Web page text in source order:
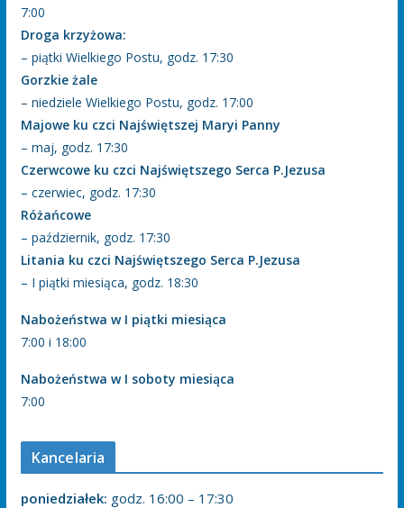
7:00
Droga krzyżowa:
– piątki Wielkiego Postu, godz. 17:30
Gorzkie żale
– niedziele Wielkiego Postu, godz. 17:00
Majowe ku czci Najświętszej Maryi Panny
– maj, godz. 17:30
Czerwcowe ku czci Najświętszego Serca P.Jezusa
– czerwiec, godz. 17:30
Różańcowe
– październik, godz. 17:30
Litania ku czci Najświętszego Serca P.Jezusa
– I piątki miesiąca, godz. 18:30
Nabożeństwa w I piątki miesiąca
7:00 i 18:00
Nabożeństwa w I soboty miesiąca
7:00
Kancelaria
poniedziałek: godz. 16:00 – 17:30